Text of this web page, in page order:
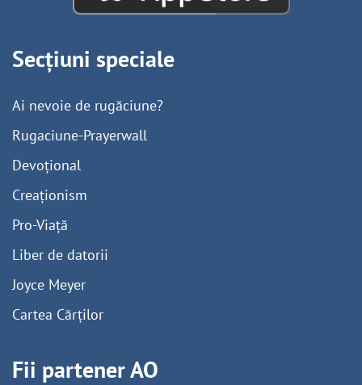
Secțiuni speciale
Ai nevoie de rugăciune?
Rugaciune-Prayerwall
Devoțional
Creaționism
Pro-Viață
Liber de datorii
Joyce Meyer
Cartea Cărților
Fii partener AO